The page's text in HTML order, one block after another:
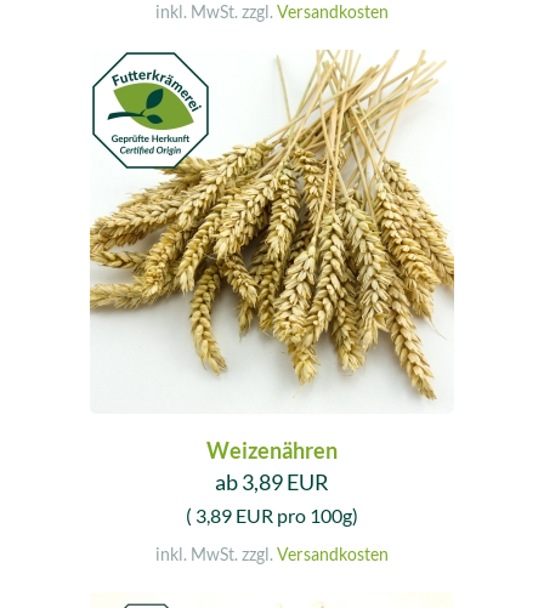
inkl. MwSt. zzgl. Versandkosten
Weizenähren
ab 3,89 EUR
( 3,89 EUR pro 100g)
inkl. MwSt. zzgl. Versandkosten